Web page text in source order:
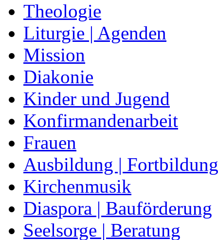
Theologie
Liturgie | Agenden
Mission
Diakonie
Kinder und Jugend
Konfirmandenarbeit
Frauen
Ausbildung | Fortbildung
Kirchenmusik
Diaspora | Bauförderung
Seelsorge | Beratung